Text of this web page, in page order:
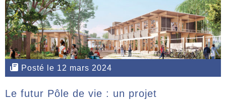
Posté le 12 mars 2024
Le futur Pôle de vie : un projet